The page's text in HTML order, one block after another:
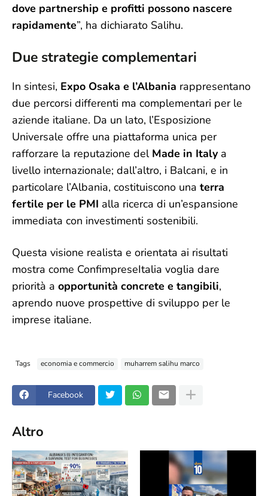
dove partnership e profitti possono nascere
rapidamente”, ha dichiarato Salihu.
Due strategie complementari
In sintesi, Expo Osaka e l’Albania rappresentano
due percorsi differenti ma complementari per le
aziende italiane. Da un lato, l’Esposizione
Universale offre una piattaforma unica per
rafforzare la reputazione del Made in Italy a
livello internazionale; dall’altro, i Balcani, e in
particolare l’Albania, costituiscono una terra
fertile per le PMI alla ricerca di un’espansione
immediata con investimenti sostenibili.
Questa visione realista e orientata ai risultati
mostra come ConfimpreseItalia voglia dare
priorità a opportunità concrete e tangibili,
aprendo nuove prospettive di sviluppo per le
imprese italiane.
Tags economia e commercio muharrem salihu marco
Facebook
Altro